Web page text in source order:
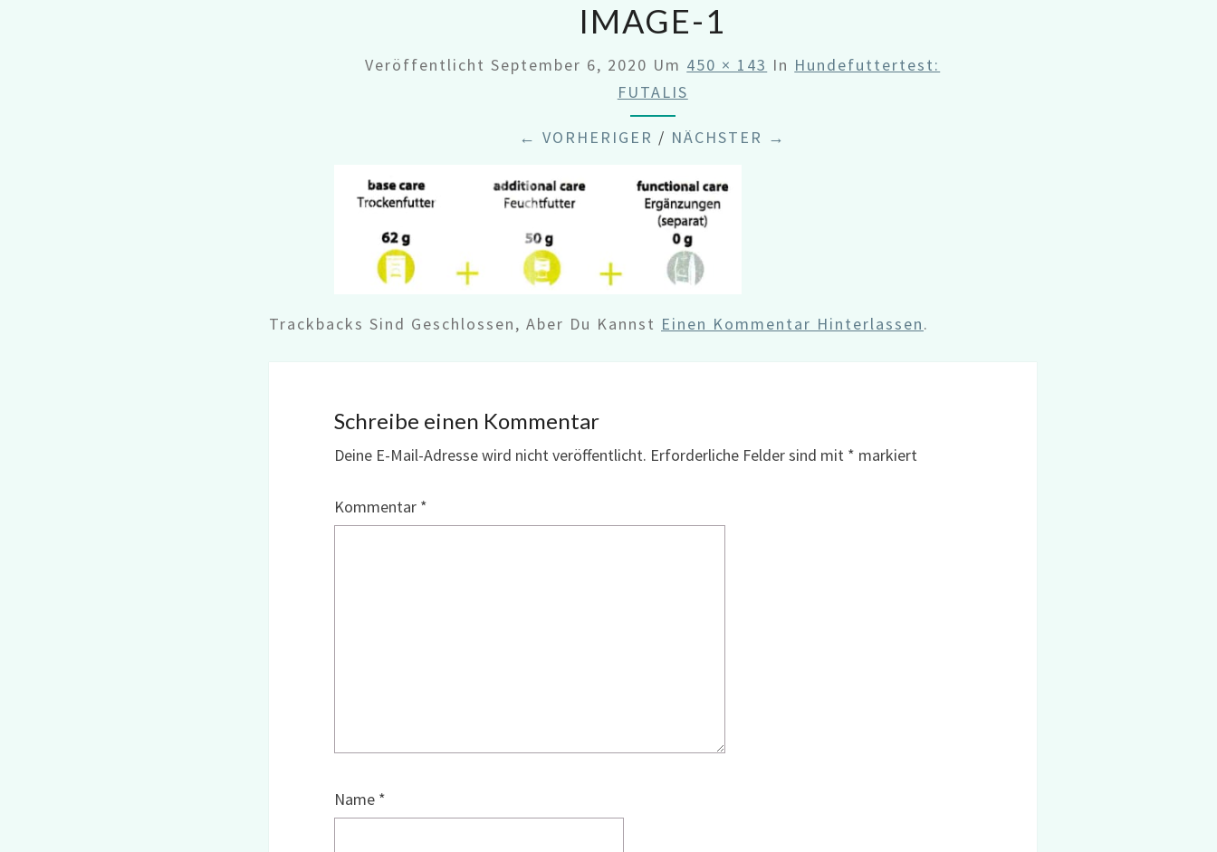
IMAGE-1
VeröffentlichtSeptember 6, 2020 Um 450 × 143 In Hundefuttertest:
FUTALIS
← VORHERIGER / NÄCHSTER →
Trackbacks Sind Geschlossen, Aber Du Kannst Einen Kommentar Hinterlassen.
Schreibe einen Kommentar
Deine E-Mail-Adresse wird nicht veröffentlicht. Erforderliche Felder sind mit * markiert
Kommentar *
Name *